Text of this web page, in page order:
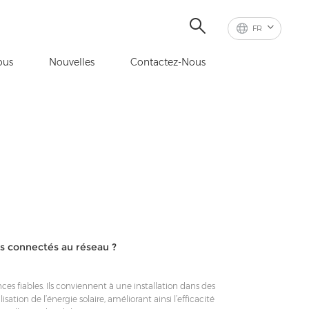
FR
Nouvelles
Contactez-Nous
connectés au réseau ?
fiables. Ils conviennent à une installation dans des
de l’énergie solaire, améliorant ainsi l’efficacité